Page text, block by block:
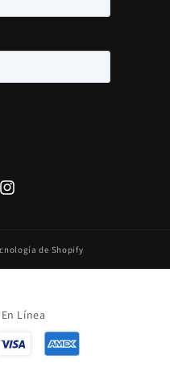
Instagram
de Shopify
Línea